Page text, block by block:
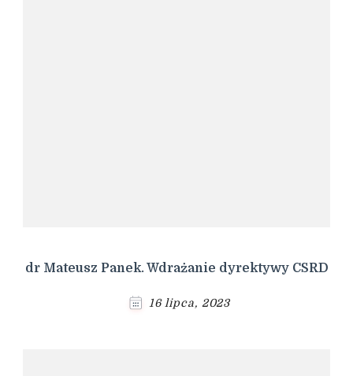
dr Mateusz Panek. Wdrażanie dyrektywy CSRD
16 lipca, 2023